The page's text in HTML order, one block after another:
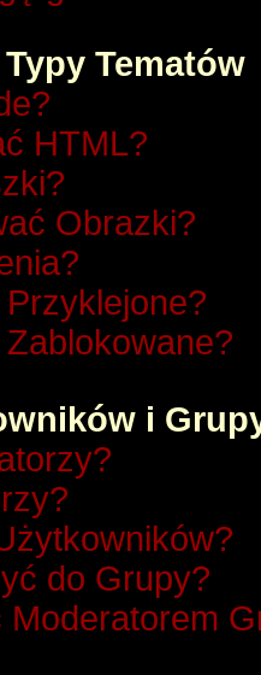
Tematów
HTML?
Obrazki?
i
do Grupy?